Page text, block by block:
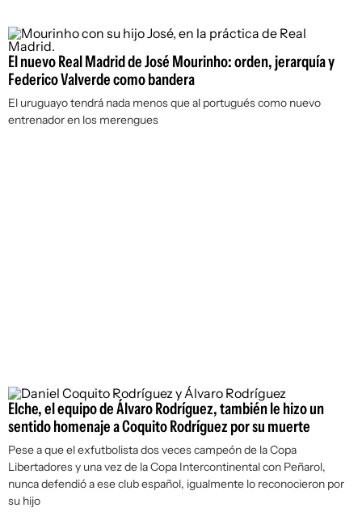
El nuevo Real Madrid de José Mourinho: orden, jerarquía y
Federico Valverde como bandera
El uruguayo tendrá nada menos que al portugués como nuevo
entrenador en los merengues
Elche, el equipo de Álvaro Rodríguez, también le hizo un
sentido homenaje a Coquito Rodríguez por su muerte
Pese a que el exfutbolista dos veces campeón de la Copa
Libertadores y una vez de la Copa Intercontinental con Peñarol,
nunca defendió a ese club español, igualmente lo reconocieron por
su hijo